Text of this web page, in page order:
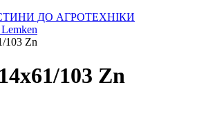
ДО АГРОТЕХНІКИ
103 Zn
103 Zn